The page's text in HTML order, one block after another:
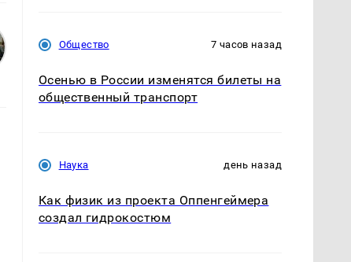
Общество 7 часов назад
Осенью в России изменятся билеты на
общественный транспорт
Наука день назад
Как физик из проекта Оппенгеймера
создал гидрокостюм